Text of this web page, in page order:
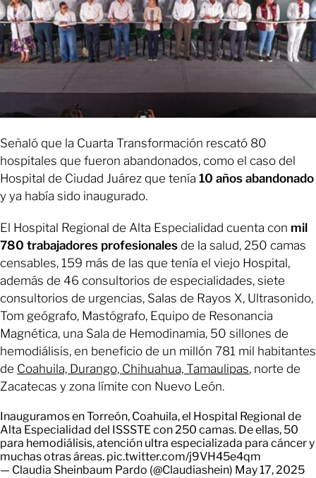
Señaló que la Cuarta Transformación rescató 80
hospitales que fueron abandonados, como el caso del
Hospital de Ciudad Juárez que tenía 10 años abandonado
y ya había sido inaugurado.
El Hospital Regional de Alta Especialidad cuenta con mil
780 trabajadores profesionales de la salud, 250 camas
censables, 159 más de las que tenía el viejo Hospital,
además de 46 consultorios de especialidades, siete
consultorios de urgencias, Salas de Rayos X, Ultrasonido,
Tom geógrafo, Mastógrafo, Equipo de Resonancia
Magnética, una Sala de Hemodinamia, 50 sillones de
hemodiálisis, en beneficio de un millón 781 mil habitantes
de Coahuila, Durango, Chihuahua, Tamaulipas, norte de
Zacatecas y zona límite con Nuevo León.
Inauguramos en Torreón, Coahuila, el Hospital Regional de
Alta Especialidad del ISSSTE con 250 camas. De ellas, 50
para hemodiálisis, atención ultra especializada para cáncer y
muchas otras áreas. pic.twitter.com/j9VH45e4qm
— Claudia Sheinbaum Pardo (@Claudiashein) May 17, 2025